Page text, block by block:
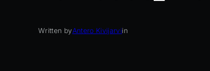
Written byAntero Kivijarviin